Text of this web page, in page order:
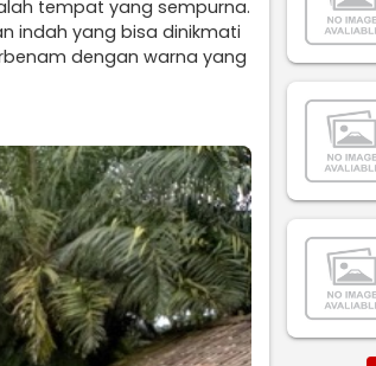
tempat yang sempurna.
indah yang bisa dinikmati
dengan warna yang